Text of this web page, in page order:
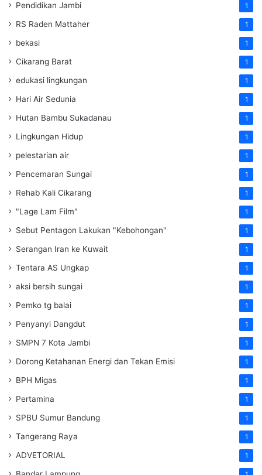
Pendidikan Jambi 1
RS Raden Mattaher 1
bekasi 1
Cikarang Barat 1
edukasi lingkungan 1
Hari Air Sedunia 1
Hutan Bambu Sukadanau 1
Lingkungan Hidup 1
pelestarian air 1
Pencemaran Sungai 1
Rehab Kali Cikarang 1
"Lage Lam Film" 1
Sebut Pentagon Lakukan "Kebohongan" 1
Serangan Iran ke Kuwait 1
Tentara AS Ungkap 1
aksi bersih sungai 1
Pemko tg balai 1
Penyanyi Dangdut 1
SMPN 7 Kota Jambi 1
Dorong Ketahanan Energi dan Tekan Emisi 1
BPH Migas 1
Pertamina 1
SPBU Sumur Bandung 1
Tangerang Raya 1
ADVETORIAL 1